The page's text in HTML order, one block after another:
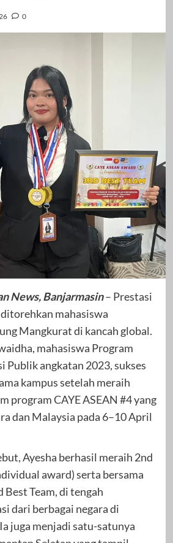
0
News, Banjarmasin– Prestasi
mahasiswa
Mangkurat di kancah global.
mahasiswa Program
angkatan 2023, sukses
kampus setelah meraih
program CAYE ASEAN #4 yang
dan Malaysia pada 6–10 April
Ayesha berhasil meraih 2nd
award) serta bersama
Team, di tengah
dari berbagai negara di
juga menjadi satu-satunya